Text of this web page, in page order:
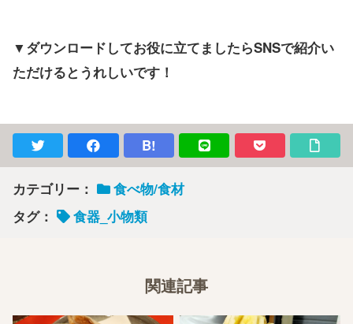
▼ダウンロードしてお役に立てましたらSNSで紹介い
ただけるとうれしいです！
B!
カテゴリー：
食べ物/食材
タグ：
食器_小物類
関連記事